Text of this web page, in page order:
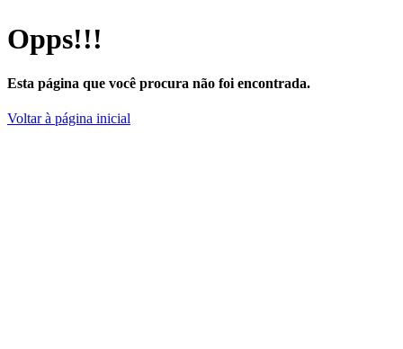
Opps!!!
Esta página que você procura não foi encontrada.
Voltar à página inicial